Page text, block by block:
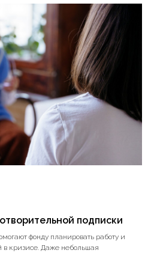
подписки
фонду планировать работу и
кризисе. Даже небольшая